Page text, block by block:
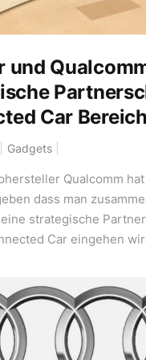
und
Car
Gadgets
Qualcomm hat
dass man
eine strategische
Car eingehen